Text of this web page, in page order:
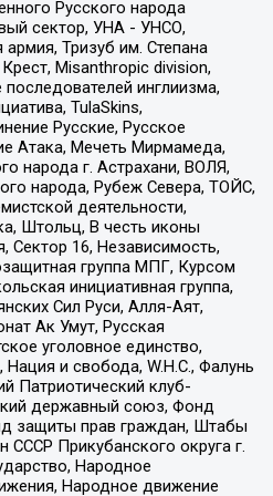
Русского народа
сектор, УНА - УНСО,
армия, Тризуб им. Степана
Misanthropic division,
инглиизма,
TulaSkins,
Русские, Русское
Атака, Мечеть Мирмамеда,
народа г. Астрахани, ВОЛЯ,
народа, Рубеж Севера, ТОЙС,
деятельности,
Штольц, В честь иконы
Сектор 16, Независимость,
группа МПГ, Курсом
инициативная группа,
Сил Руси, Алля-Аят,
Ак Умут, Русская
уголовное единство,
и свобода, W.H.С., Фалунь
Патриотический клуб-
державный союз, Фонд
защиты прав граждан, Штабы
СССР Прикубанского округа г.
Народное
Народное движение